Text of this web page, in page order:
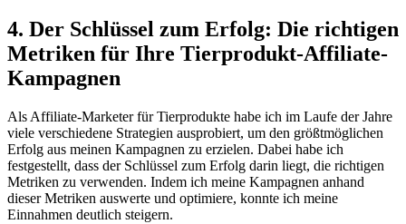
4. Der Schlüssel zum Erfolg: Die richtigen
Metriken⁤ für Ihre Tierprodukt-Affiliate-
Kampagnen
Als Affiliate-Marketer für Tierprodukte habe ich im ⁢Laufe ⁢der​ Jahre‍
viele verschiedene Strategien ausprobiert,‍ um​ den⁢ größtmöglichen
Erfolg aus ‌meinen Kampagnen zu erzielen. Dabei⁤ habe ich
festgestellt, dass ‌der Schlüssel ‌zum Erfolg darin liegt, die⁤ richtigen​
Metriken zu verwenden. ⁤Indem‌ ich ⁣meine ‍Kampagnen anhand
dieser Metriken auswerte und optimiere,⁤ konnte ich meine
‌Einnahmen deutlich steigern.